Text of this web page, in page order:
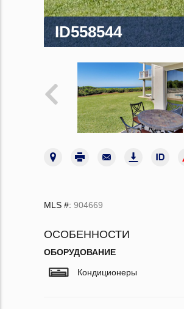
ID558544
MLS #: 904669
ОСОБЕННОСТИ
ОБОРУДОВАНИЕ
Кондиционеры